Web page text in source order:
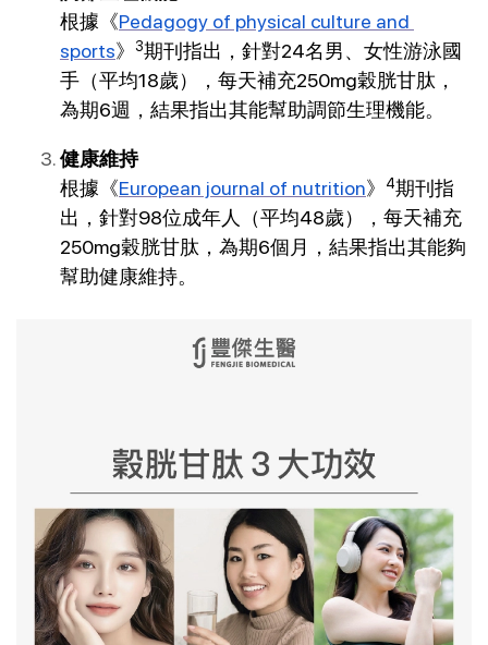
根據《Pedagogy of physical culture and
sports》 3期刊指出，針對24名男、女性游泳國
手（平均18歲），每天補充250mg穀胱甘肽，
為期6週，結果指出其能幫助調節生理機能。
健康維持
根據《European journal of nutrition》 4期刊指
出，針對98位成年人（平均48歲），每天補充
250mg穀胱甘肽，為期6個月，結果指出其能夠
幫助健康維持。